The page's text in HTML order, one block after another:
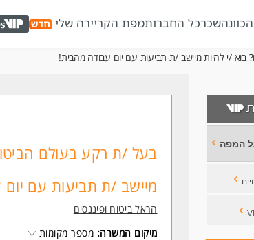
שכרכל החברותמפת הקריירה שלי VIP
/י להיות מיישב /ת תביעות עם יום עבודה מהבית!
המפה
בעל /ת רקע בעולם
מיישב /ת תביעות עם
הראל ביטוח ופיננסים
מיקום המשרה: מספר מקומות